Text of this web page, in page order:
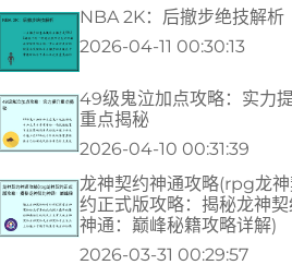
NBA 2K：后撤步绝技解析
2026-04-11 00:30:13
49级鬼泣加点攻略：实力
重点揭秘
2026-04-10 00:31:39
龙神契约神通攻略(rpg龙
约正式版攻略：揭秘龙神契
神通：巅峰秘籍攻略详解)
2026-03-31 00:29:57